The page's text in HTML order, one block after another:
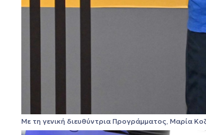
Με τη γενική διευθύντρια Προγράμματος, Μαρία